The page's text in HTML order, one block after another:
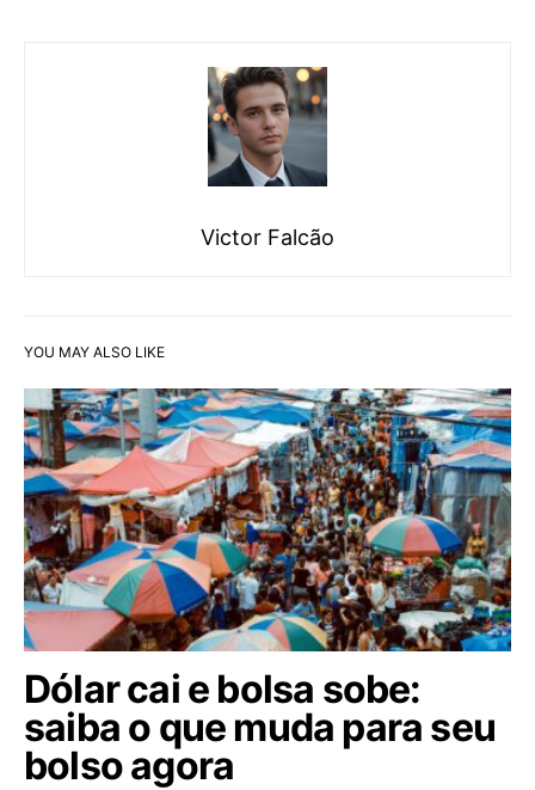
Victor Falcão
YOU MAY ALSO LIKE
Dólar cai e bolsa sobe:
saiba o que muda para seu
bolso agora